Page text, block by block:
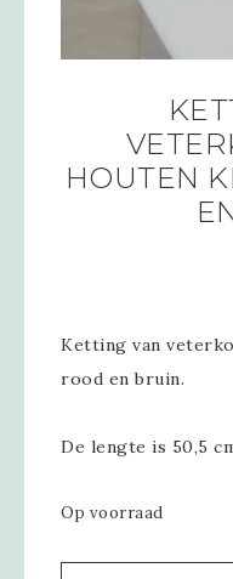
HOUTEN
Ketting van
rood en bruin.
De lengte is 50,5
Op voorraad